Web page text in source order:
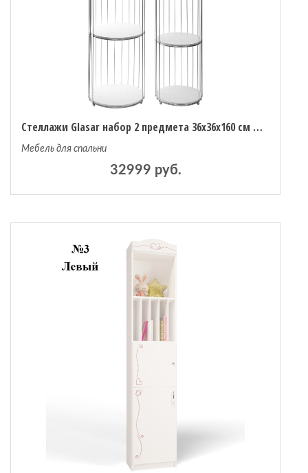
Стеллажи Glasar набор 2 предмета 36х36х160 см 30х30х133 см
Мебель для спальни
32999 руб.